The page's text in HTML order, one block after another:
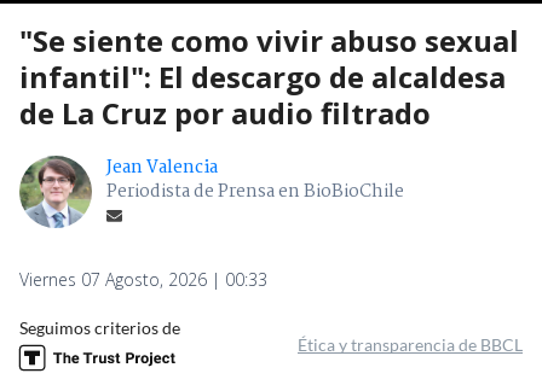
"Se siente como vivir abuso sexual
infantil": El descargo de alcaldesa
de La Cruz por audio filtrado
Jean Valencia
Periodista de Prensa en BioBioChile
Viernes 07 Agosto, 2026 | 00:33
Seguimos criterios de
Ética y transparencia de BBCL